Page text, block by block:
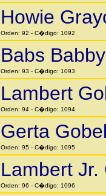
Howie
Orden: 92 - C�digo: 1092
Babs
Orden: 93 - C�digo: 1093
Lambert
Orden: 94 - C�digo: 1094
Gerta
Orden: 95 - C�digo: 1095
Lambert Jr.
Orden: 96 - C�digo: 1096